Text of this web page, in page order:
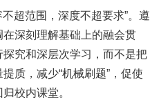
超范围，深度不超要求”。遵
深刻理解基础上的融会贯
究和深层次学习，而不是把
质，减少“机械刷题”，促使
校内课堂。